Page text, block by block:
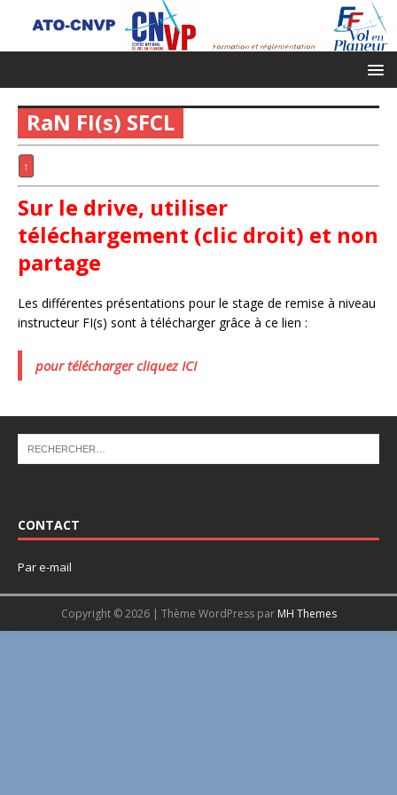
RaN FI(s) SFCL
↑
Sur le drive, utiliser
téléchargement (clic droit) et non
partage
Les différentes présentations pour le stage de remise à niveau
instructeur FI(s) sont à télécharger grâce à ce lien :
pour télécharger cliquez ICI
CONTACT
Par e-mail
Copyright © 2026 | Thème WordPress par MH Themes